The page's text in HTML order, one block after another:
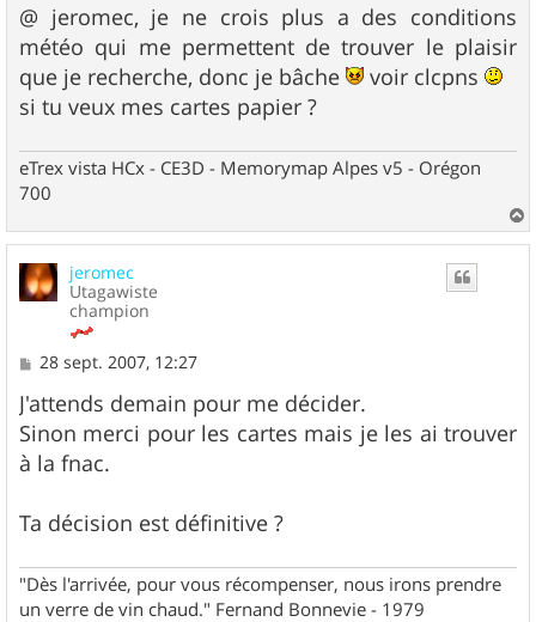
s
s
a
g
e
@ jeromec, je ne crois plus a des conditions
météo qui me permettent de trouver le plaisir
que je recherche, donc je bâche
voir clcpns
si tu veux mes cartes papier ?
eTrex vista HCx - CE3D - Memorymap Alpes v5 - Orégon
700
a
jeromec
Utagawiste
champion
M
s
s
a
g
e
28 sept. 2007, 12:27
J'attends demain pour me décider.
Sinon merci pour les cartes mais je les ai trouver
à la fnac.
Ta décision est définitive ?
"Dès l'arrivée, pour vous récompenser, nous irons prendre
un verre de vin chaud." Fernand Bonnevie - 1979